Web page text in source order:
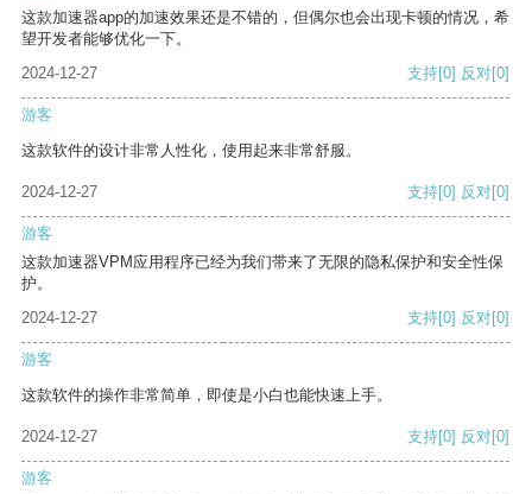
这款加速器app的加速效果还是不错的，但偶尔也会出现卡顿的情况，希
望开发者能够优化一下。
2024-12-27
支持[0] 反对[0]
游客
这款软件的设计非常人性化，使用起来非常舒服。
2024-12-27 支持[0] 反对[0]
游客
这款加速器VPM应用程序已经为我们带来了无限的隐私保护和安全性保
护。
2024-12-27
支持[0] 反对[0]
游客
这款软件的操作非常简单，即使是小白也能快速上手。
2024-12-27 支持[0] 反对[0]
游客